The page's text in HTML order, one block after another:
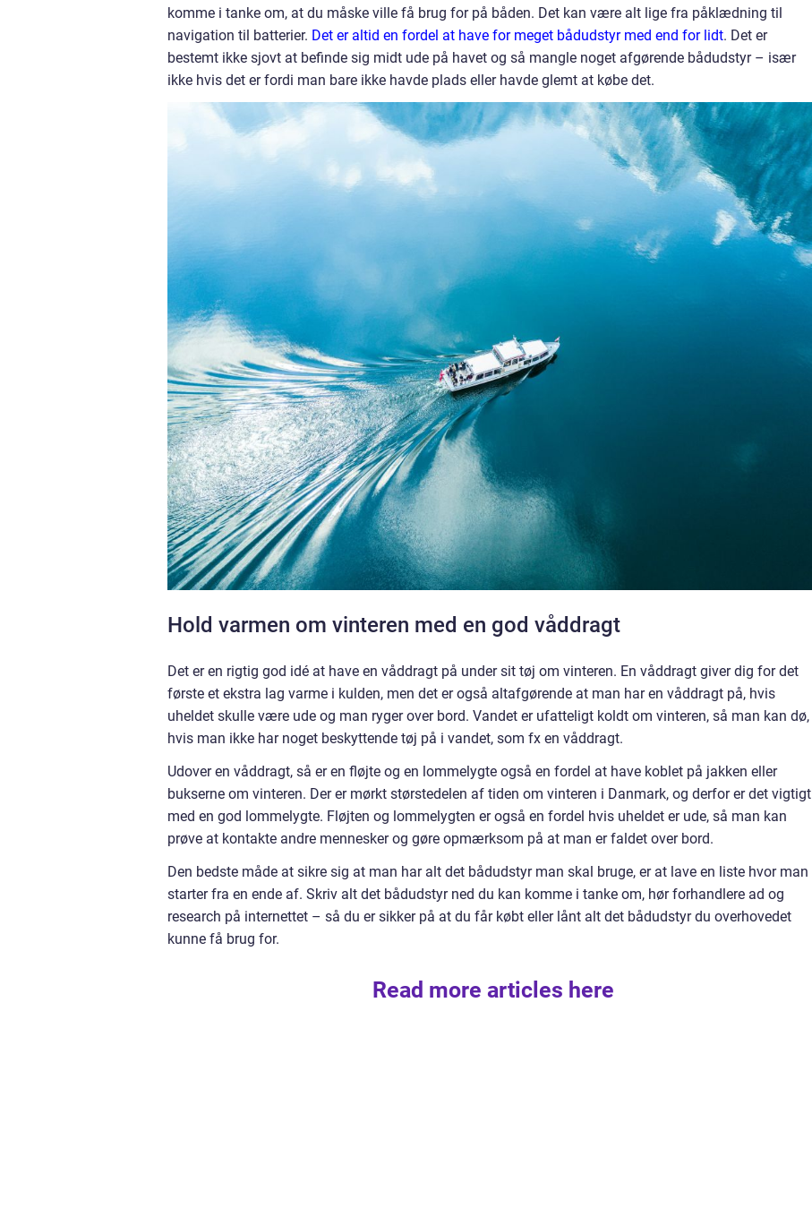
komme i tanke om, at du måske ville få brug for på båden. Det kan være alt lige fra påklædning til
navigation til batterier. Det er altid en fordel at have for meget bådudstyr med end for lidt. Det er
bestemt ikke sjovt at befinde sig midt ude på havet og så mangle noget afgørende bådudstyr – især
ikke hvis det er fordi man bare ikke havde plads eller havde glemt at købe det.
Hold varmen om vinteren med en god våddragt
Det er en rigtig god idé at have en våddragt på under sit tøj om vinteren. En våddragt giver dig for det
første et ekstra lag varme i kulden, men det er også altafgørende at man har en våddragt på, hvis
uheldet skulle være ude og man ryger over bord. Vandet er ufatteligt koldt om vinteren, så man kan dø,
hvis man ikke har noget beskyttende tøj på i vandet, som fx en våddragt.
Udover en våddragt, så er en fløjte og en lommelygte også en fordel at have koblet på jakken eller
bukserne om vinteren. Der er mørkt størstedelen af tiden om vinteren i Danmark, og derfor er det vigtigt
med en god lommelygte. Fløjten og lommelygten er også en fordel hvis uheldet er ude, så man kan
prøve at kontakte andre mennesker og gøre opmærksom på at man er faldet over bord.
Den bedste måde at sikre sig at man har alt det bådudstyr man skal bruge, er at lave en liste hvor man
starter fra en ende af. Skriv alt det bådudstyr ned du kan komme i tanke om, hør forhandlere ad og
research på internettet – så du er sikker på at du får købt eller lånt alt det bådudstyr du overhovedet
kunne få brug for.
Read more articles here